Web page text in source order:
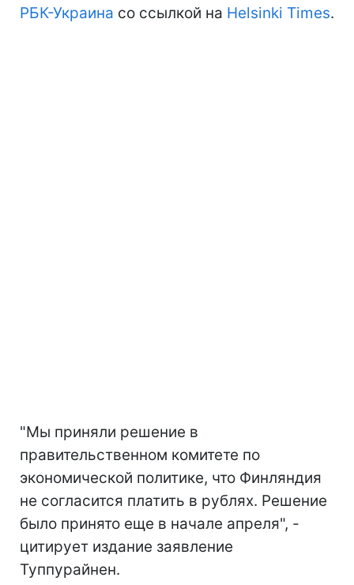
РБК-Украина со ссылкой на Helsinki Times.
"Мы приняли решение в
правительственном комитете по
экономической политике, что Финляндия
не согласится платить в рублях. Решение
было принято еще в начале апреля", -
цитирует издание заявление
Туппурайнен.